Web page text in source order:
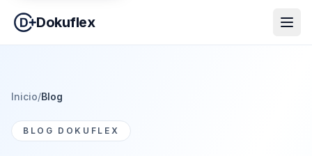
Dokuflex
Inicio/Blog
BLOG DOKUFLEX